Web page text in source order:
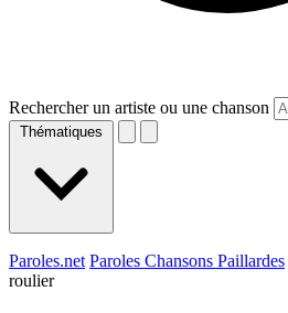
Rechercher un artiste ou une chanson
Thématiques
Paroles.net Paroles Chansons Paillardes
roulier